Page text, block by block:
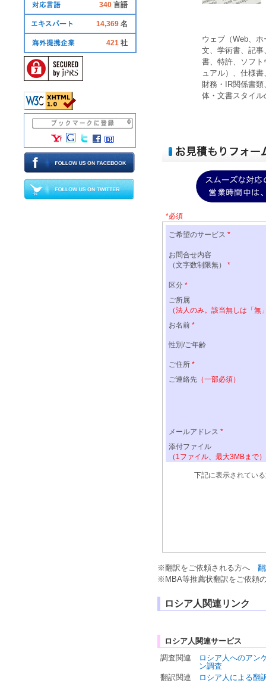
ウェブ（Web、
文、学術書、記
書、特許、ソフ
ュアル）、仕様
財務・IR関係書
体・文書スタイ
※翻訳をご依頼される方へ
※ MBA等推薦状翻訳をご依頼
ロシア人関連リンク
ロシア人関連サービス
調査関連
ロシア人へのアン
ン調査
翻訳関連
ロシア人による翻
340 言語
14,369 名
421 社